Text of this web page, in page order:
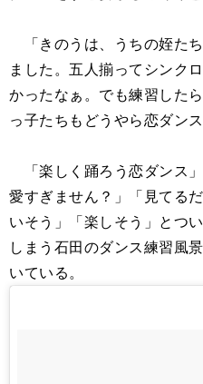
「きのうは、うちの姪た
ました。五人揃ってシンク
かったなぁ。でも練習した
っ子たちもどうやら恋ダン
「楽しく踊ろう恋ダンス
愛すぎません？」「見てる
いそう」「楽しそう」とつ
しまう石田のダンス練習風
いている。